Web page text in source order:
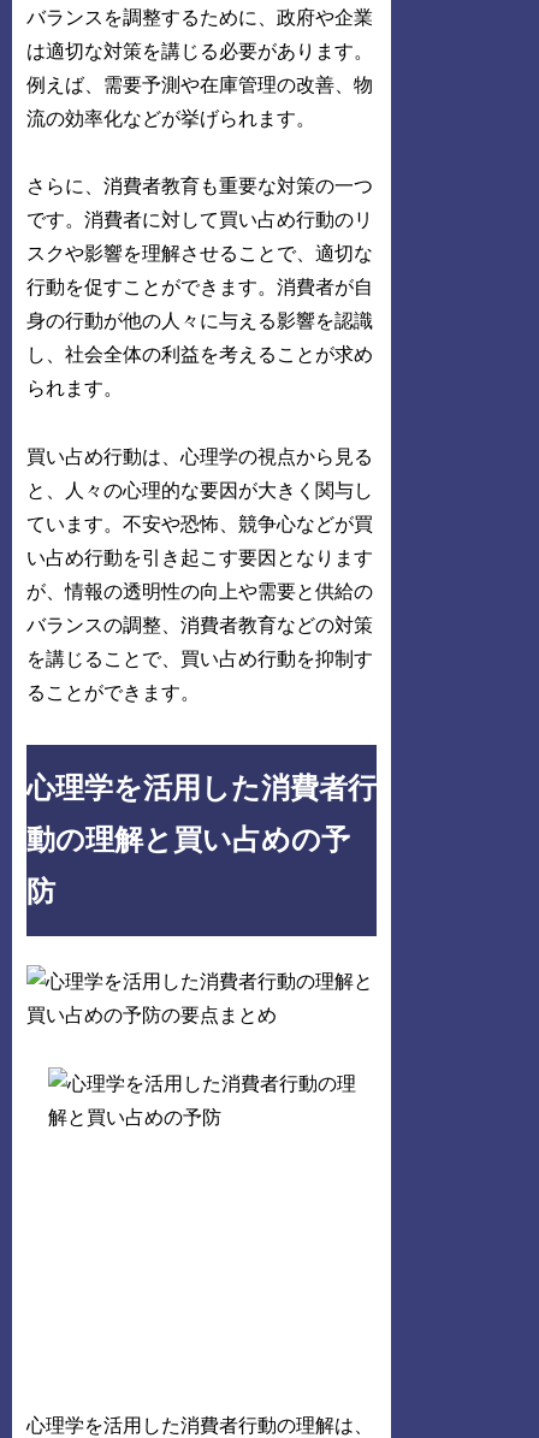
バランスを調整するために、政府や企業
は適切な対策を講じる必要があります。
例えば、需要予測や在庫管理の改善、物
流の効率化などが挙げられます。
さらに、消費者教育も重要な対策の一つ
です。消費者に対して買い占め行動のリ
スクや影響を理解させることで、適切な
行動を促すことができます。消費者が自
身の行動が他の人々に与える影響を認識
し、社会全体の利益を考えることが求め
られます。
買い占め行動は、心理学の視点から見る
と、人々の心理的な要因が大きく関与し
ています。不安や恐怖、競争心などが買
い占め行動を引き起こす要因となります
が、情報の透明性の向上や需要と供給の
バランスの調整、消費者教育などの対策
を講じることで、買い占め行動を抑制す
ることができます。
心理学を活用した消費者行
動の理解と買い占めの予
防
心理学を活用した消費者行動の理解は、